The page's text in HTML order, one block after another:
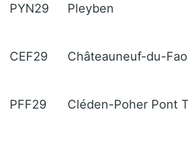
PYN29 Pleyben
CEF29 Châteauneuf-du-
PFF29 Cléden-Poher Pont